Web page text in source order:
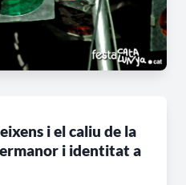
i el caliu de la
i identitat a